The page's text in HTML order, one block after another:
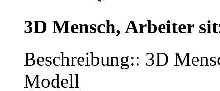
3D Mensch, Arbeiter
Beschreibung:: 3D
Modell